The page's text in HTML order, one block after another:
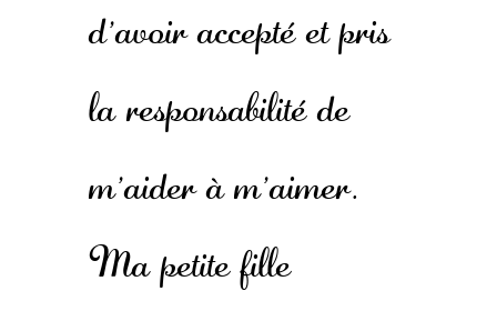
d'avoir accepté et pris
la responsabilité de
m'aider à m'aimer.
Ma petite fille